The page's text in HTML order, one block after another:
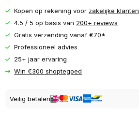
Kopen op rekening voor zakelijke klanten
4.5 / 5 op basis van 200+ reviews
Gratis verzending vanaf€70*
Professioneel advies
25+ jaar ervaring
Win €300 shoptegoed
Veilig betalen